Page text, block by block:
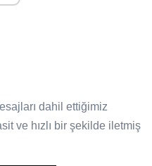
dahil ettiğimiz
ve hızlı bir şekilde iletmiş